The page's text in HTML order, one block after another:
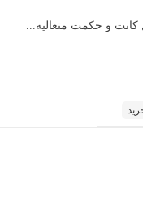
و حکمت متعالیه...